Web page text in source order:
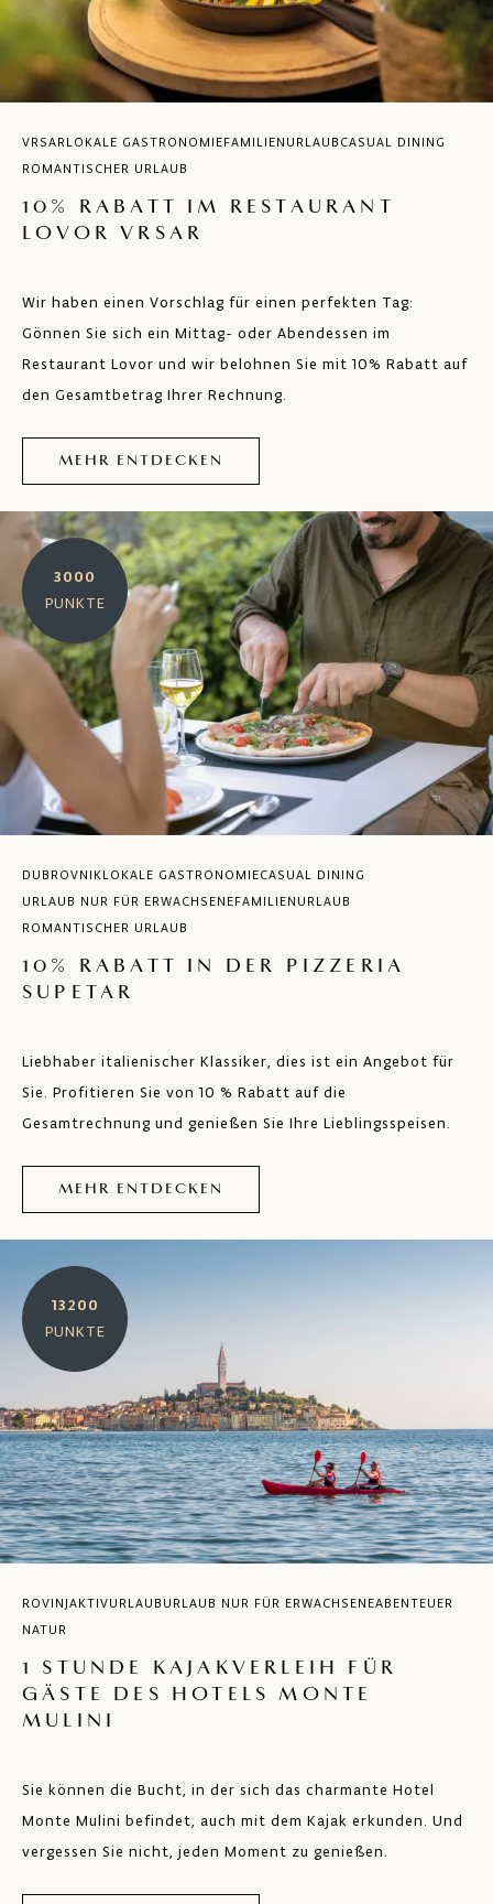
VRSARLOKALE GASTRONOMIEFAMILIENURLAUB CASUAL DINING
ROMANTISCHER URLAUB
10% RABATT IM RESTAURANT
LOVOR VRSAR
Wir haben einen Vorschlag für einen perfekten Tag:
Gönnen Sie sich ein Mittag- oder Abendessen im
Restaurant Lovor und wir belohnen Sie mit 10% Rabatt auf
den Gesamtbetrag Ihrer Rechnung.
MEHR ENTDECKEN
3000
PUNKTE
DUBROVNIK LOKALE GASTRONOMIECASUAL DINING
URLAUB NUR FÜR ERWACHSENEFAMILIENURLAUB
ROMANTISCHER URLAUB
10% RABATT IN DER PIZZERIA
SUPETAR
Liebhaber italienischer Klassiker, dies ist ein Angebot für
Sie. Profitieren Sie von 10 % Rabatt auf die
Gesamtrechnung und genießen Sie Ihre Lieblingsspeisen.
MEHR ENTDECKEN
13200
PUNKTE
ROVINJAKTIVURLAUB URLAUB NUR FÜR ERWACHSENEABENTEUER
NATUR
1 STUNDE KAJAKVERLEIH FÜR
GÄSTE DES HOTELS MONTE
MULINI
Sie können die Bucht, in der sich das charmante Hotel
Monte Mulini befindet, auch mit dem Kajak erkunden. Und
vergessen Sie nicht, jeden Moment zu genießen.